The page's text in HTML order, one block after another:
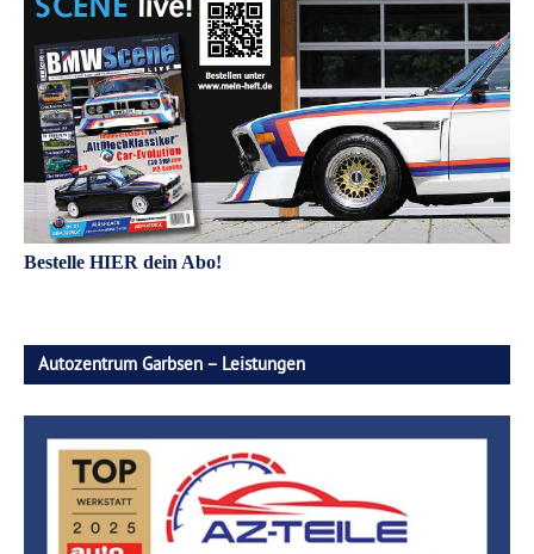
Bestelle HIER dein Abo!
Autozentrum Garbsen – Leistungen